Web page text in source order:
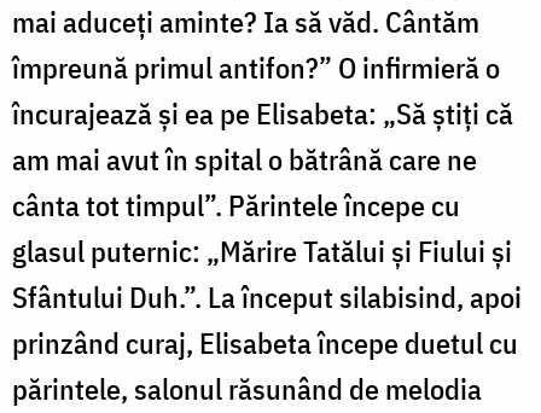
mai aduceţi aminte? Ia să văd. Cântăm
împreună primul antifon?” O infirmieră o
încurajează şi ea pe Elisabeta: „Să ştiţi că
am mai avut în spital o bătrână care ne
cânta tot timpul”. Părintele începe cu
glasul puternic: „Mărire Tatălui şi Fiului şi
Sfântului Duh.”. La început silabisind, apoi
prinzând curaj, Elisabeta începe duetul cu
părintele, salonul răsunând de melodia